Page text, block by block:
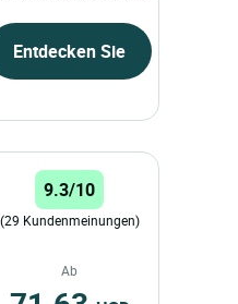
Entdecken Sie
9.3/10
(29 Kundenmeinungen)
Ab